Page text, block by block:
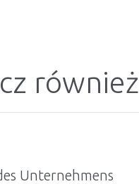
również
Unternehmens